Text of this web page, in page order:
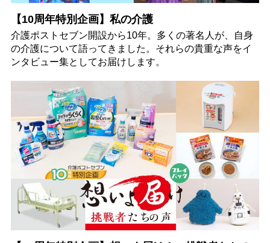
【10周年特別企画】私の介護
介護ポストセブン開設から10年。多くの著名人が、自身
の介護について語ってきました。それらの貴重な声をイ
ンタビュー集としてお届けします。